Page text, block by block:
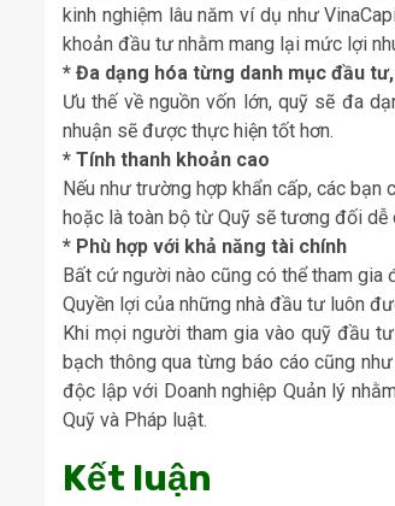
kinh nghiệm lâu năm ví dụ như
khoản đầu tư nhằm mang lại mức lợi
* Đa dạng hóa từng danh mục đầu
Ưu thế về nguồn vốn lớn, quỹ sẽ đa
nhuận sẽ được thực hiện tốt hơn.
* Tính thanh khoản cao
Nếu như trường hợp khẩn cấp, các
hoặc là toàn bộ từ Quỹ sẽ tương đối
* Phù hợp với khả năng tài chính
Bất cứ người nào cũng có thể tham
Quyền lợi của những nhà đầu tư luôn
Khi mọi người tham gia vào quỹ đầu
bạch thông qua từng báo cáo cũng
độc lập với Doanh nghiệp Quản lý
Quỹ và Pháp luật.
Kết luận